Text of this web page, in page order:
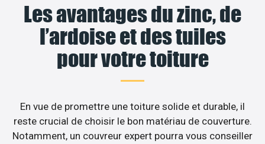
Les avantages du zinc, de
l’ardoise et des tuiles
pour votre toiture
En vue de promettre une toiture solide et durable, il
reste crucial de choisir le bon matériau de couverture.
Notamment, un couvreur expert pourra vous conseiller